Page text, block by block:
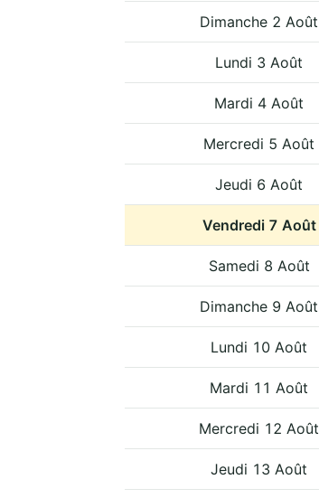
Dimanche 2 Août
Lundi 3 Août
Mardi 4 Août
Mercredi 5 Août
Jeudi 6 Août
Vendredi 7 Août
Samedi 8 Août
Dimanche 9 Août
Lundi 10 Août
Mardi 11 Août
Mercredi 12 Août
Jeudi 13 Août